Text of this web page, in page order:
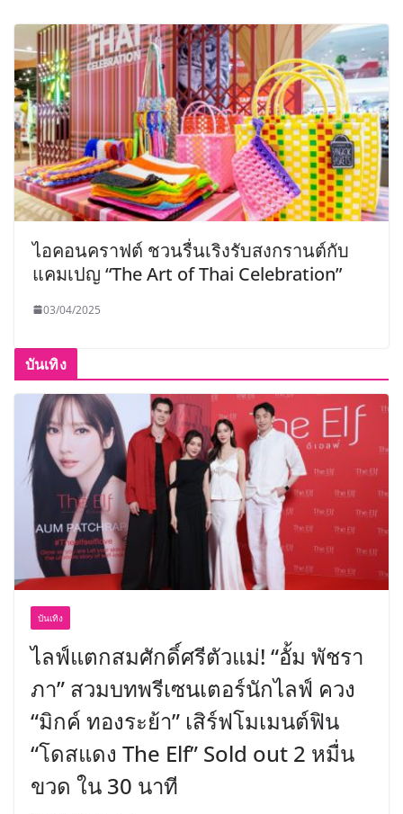
ไอคอนคราฟต์ ชวนรื่นเริงรับสงกรานต์กับ
แคมเปญ “The Art of Thai Celebration”
03/04/2025
บันเทิง
บันเทิง
ไลฟ์แตกสมศักดิ์ศรีตัวแม่! “อั้ม พัชรา
ภา” สวมบทพรีเซนเตอร์นักไลฟ์ ควง
“มิกค์ ทองระย้า” เสิร์ฟโมเมนต์ฟิน
“โดสแดง The Elf” Sold out 2 หมื่น
ขวด ใน 30 นาที